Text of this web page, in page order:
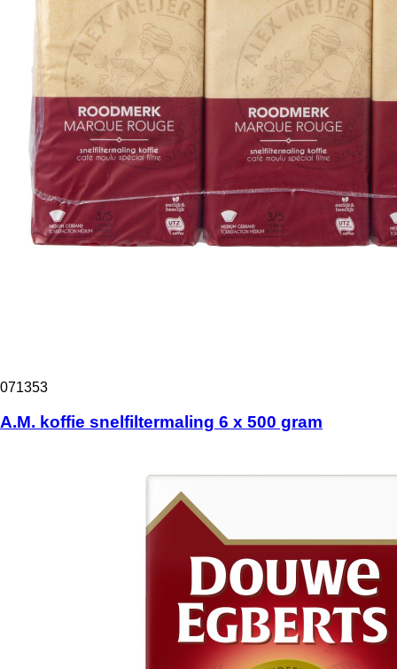
071353
A.M. koffie snelfiltermaling 6 x 500 gram